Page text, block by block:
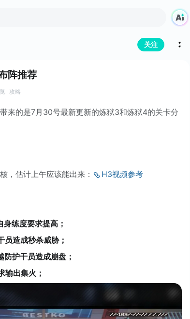
关注
阵推荐
攻略
来的是7月30号最新更新的炼狱3和炼狱4的关卡分
，估计上午应该能出来：
H3视频参考
练度要求提高；
员造成秒杀威胁；
防护干员造成崩盘；
输出集火；